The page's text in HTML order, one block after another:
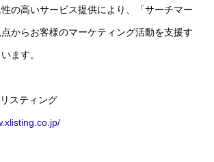
の高いサービス提供により、「サーチマー
からお客様のマーケティング活動を支援す
ます。
スティング